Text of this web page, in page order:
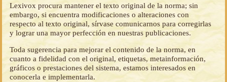
Lexivox procura mantener el texto original de la norma; sin
embargo, si encuentra modificaciones o alteraciones con
respecto al texto original, sírvase comunicarnos para corregirlas
y lograr una mayor perfección en nuestras publicaciones.
Toda sugerencia para mejorar el contenido de la norma, en
cuanto a fidelidad con el original, etiquetas, metainformación,
gráficos o prestaciones del sistema, estamos interesados en
conocerla e implementarla.